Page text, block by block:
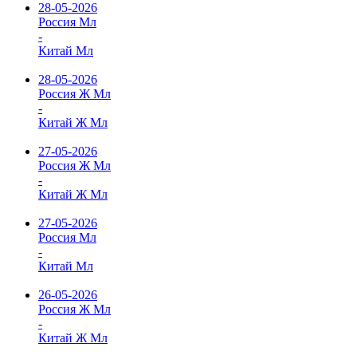
28-05-2026
Россия Мл
-
Китай Мл
28-05-2026
Россия Ж Мл
-
Китай Ж Мл
27-05-2026
Россия Ж Мл
-
Китай Ж Мл
27-05-2026
Россия Мл
-
Китай Мл
26-05-2026
Россия Ж Мл
-
Китай Ж Мл